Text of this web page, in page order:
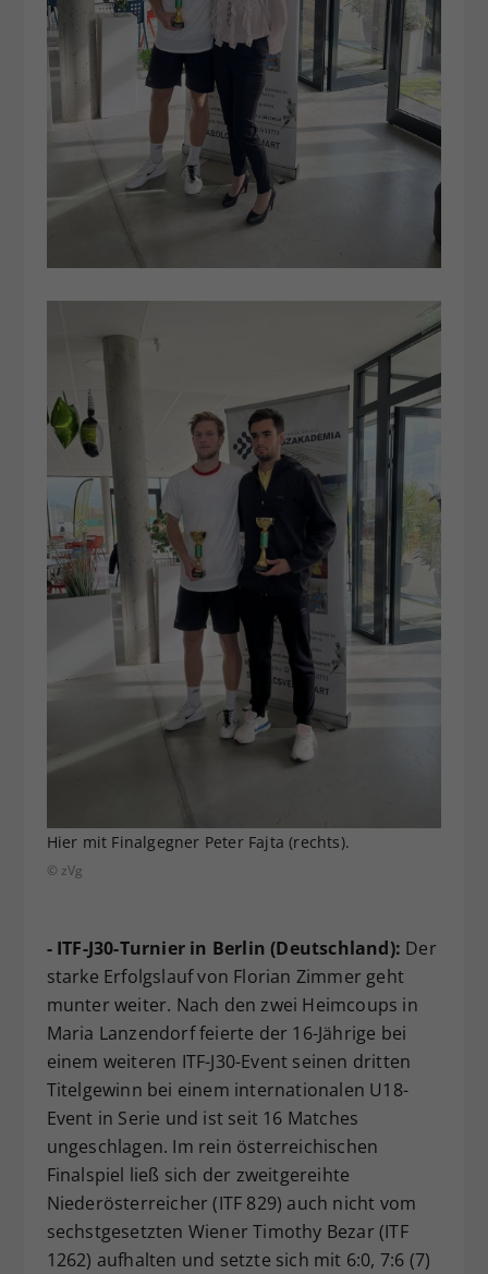
Hier mit Finalgegner Peter Fajta (rechts).
© zVg
- ITF-J30-Turnier in Berlin (Deutschland): Der
starke Erfolgslauf von Florian Zimmer geht
munter weiter. Nach den zwei Heimcoups in
Maria Lanzendorf feierte der 16-Jährige bei
einem weiteren ITF-J30-Event seinen dritten
Titelgewinn bei einem internationalen U18-
Event in Serie und ist seit 16 Matches
ungeschlagen. Im rein österreichischen
Finalspiel ließ sich der zweitgereihte
Niederösterreicher (ITF 829) auch nicht vom
sechstgesetzten Wiener Timothy Bezar (ITF
1262) aufhalten und setzte sich mit 6:0, 7:6 (7)